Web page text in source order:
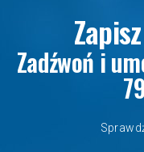
Zadźwoń i